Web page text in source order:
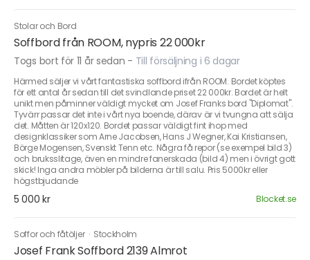
Stolar och Bord
Soffbord från ROOM, nypris 22 000kr
Togs bort för 11 år sedan - Till försäljning i 6 dagar
Härmed säljer vi vårt fantastiska soffbord ifrån ROOM. Bordet köptes
för ett antal år sedan till det svindlande priset 22 000kr. Bordet är helt
unikt men påminner väldigt mycket om Josef Franks bord "Diplomat".
Tyvärr passar det inte i vårt nya boende, därav är vi tvungna att sälja
det. Måtten är 120x120. Bordet passar väldigt fint ihop med
designklassiker som Arne Jacobsen, Hans J Wegner, Kai Kristiansen,
Börge Mogensen, Svenskt Tenn etc. Några få repor (se exempel bild 3)
och bruksslitage, även en mindre fanerskada (bild 4) men i övrigt gott
skick! Inga andra möbler på bilderna är till salu. Pris 5000kr eller
högstbjudande
5 000 kr Blocket.se
Soffor och fåtöljer · Stockholm
Josef Frank Soffbord 2139 Almrot